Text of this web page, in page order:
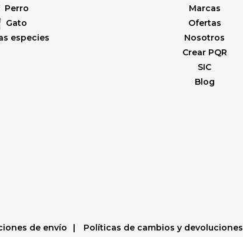
Perro
Gato
especies
Marcas
Ofertas
Nosotros
Crear PQR
SIC
Blog
de envío Políticas de cambios y devoluciones